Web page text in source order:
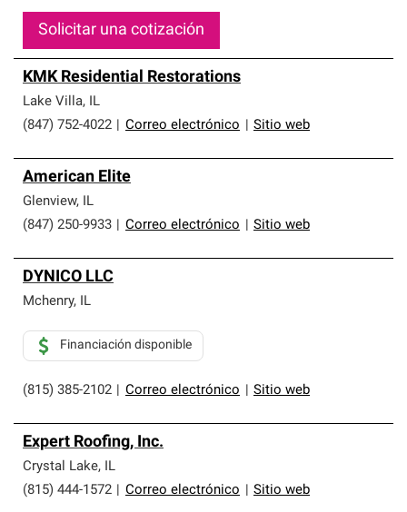
Solicitar una cotización
KMK Residential Restorations
Lake Villa, IL
(847) 752-4022
Correo electrónico Sitio web
American Elite
Glenview, IL
(847) 250-9933
Correo electrónico Sitio web
DYNICO LLC
Mchenry, IL
(815) 385-2102 Correo electrónico Sitio web
Financiación disponible
Expert Roofing, Inc.
Crystal Lake, IL
(815) 444-1572
Correo electrónico Sitio web